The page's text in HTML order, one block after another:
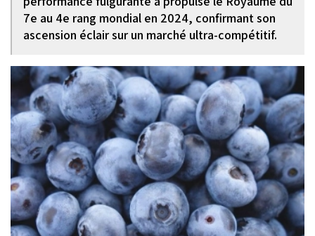
7e au 4e rang mondial en 2024, confirmant son
ascension éclair sur un marché ultra-compétitif.